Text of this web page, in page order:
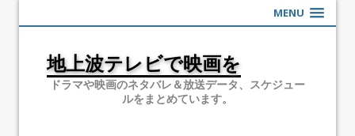
MENU
地上波テレビで映画を
ドラマや映画のネタバレ＆放送データ、スケジュー
ルをまとめています。